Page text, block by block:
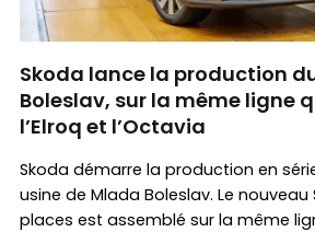
Skoda lance la production
Boleslav, sur la même ligne
l’Elroq et l’Octavia
Skoda démarre la production en
usine de Mlada Boleslav. Le nouveau
places est assemblé sur la même